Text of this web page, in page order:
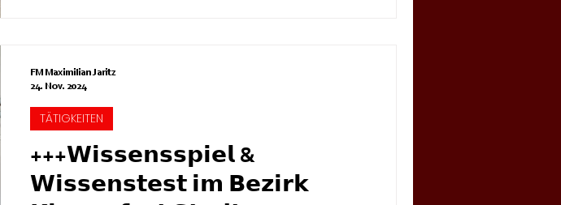
+++𝗪𝗶𝘀𝘀𝗲𝗻𝘀𝘀𝗽𝗶𝗲𝗹 &
𝗪𝗶𝘀𝘀𝗲𝗻𝘀𝘁𝗲𝘀𝘁 𝗶𝗺 𝗕𝗲𝘇𝗶𝗿𝗸
TÄTIGKEITEN
FM Maximilian Jaritz
24. Nov. 2024